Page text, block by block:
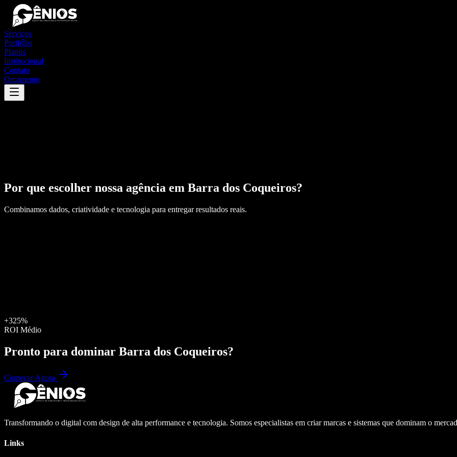
Serviços
Portfólio
Planos
Institucional
Contato
Orçamento
Por que escolher nossa agência em Barra dos Coqueiros?
Combinamos dados, criatividade e tecnologia para entregar resultados reais.
+325%
ROI Médio
Pronto para dominar Barra dos Coqueiros?
Começar Agora
Transformando o digital com design de alta performance e tecnologia. Somos especialistas em criar marcas e sistemas que dominam o
Links